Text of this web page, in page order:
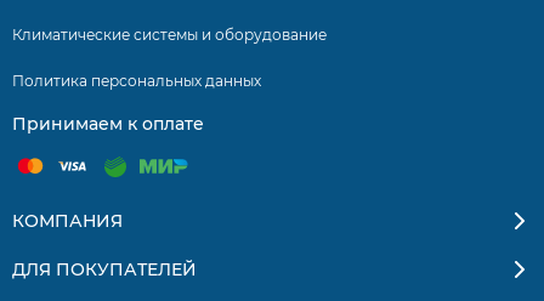
Климатические системы и оборудование
Политика персональных данных
Принимаем к оплате
КОМПАНИЯ
ДЛЯ ПОКУПАТЕЛЕЙ